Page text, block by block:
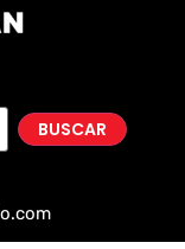
BUSCAR